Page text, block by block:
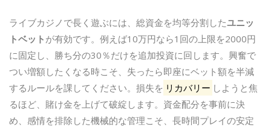
ライブカジノで長く遊ぶには、総資金を均等分割したユニッ
トベット が有効です。例えば10万円なら1回の上限を2000円
に固定し、勝ち分の30％だけを追加投資に回します。興奮で
つい増額したくなる時こそ、失ったら即座にベット額を半減
するルールを課してください。損失を リカバリー しようと焦
るほど、賭け金を上げて破綻します。資金配分を事前に決
め、感情を排除した機械的な管理こそ、長時間プレイの安定